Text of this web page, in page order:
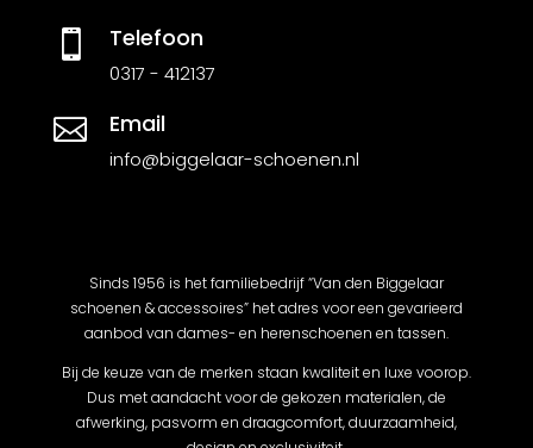
 Telefoon
0317 - 412137
 Email
info@biggelaar-schoenen.nl
Sinds 1956 is het familiebedrijf “Van den Biggelaar
schoenen & accessoires” het adres voor een gevarieerd
aanbod van dames- en herenschoenen en tassen.
Bij de keuze van de merken staan kwaliteit en luxe voorop.
Dus met aandacht voor de gekozen materialen, de
afwerking, pasvorm en draagcomfort, duurzaamheid,